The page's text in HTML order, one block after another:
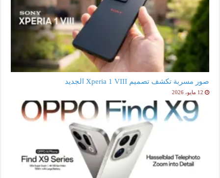
صور مسربة تكشف تصميم Xperia 1 VIII الجديد
12 مايو، 2026